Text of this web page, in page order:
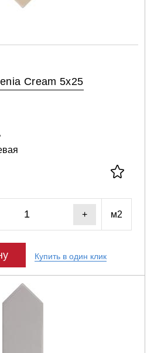
Cream 5x25
+ м2
Купить в один клик